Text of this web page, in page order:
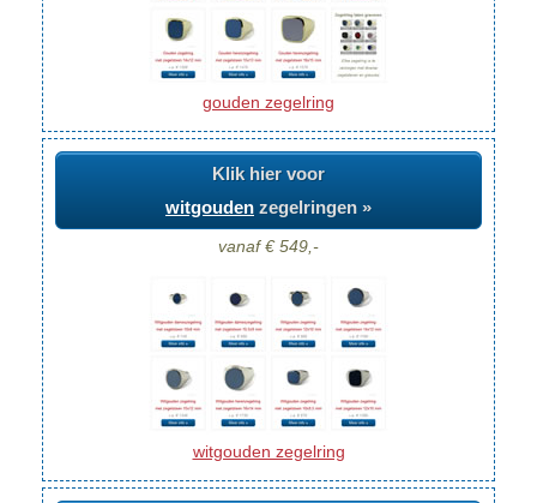
gouden zegelring
Klik hier voor
witgouden zegelringen »
vanaf € 549,-
witgouden zegelring